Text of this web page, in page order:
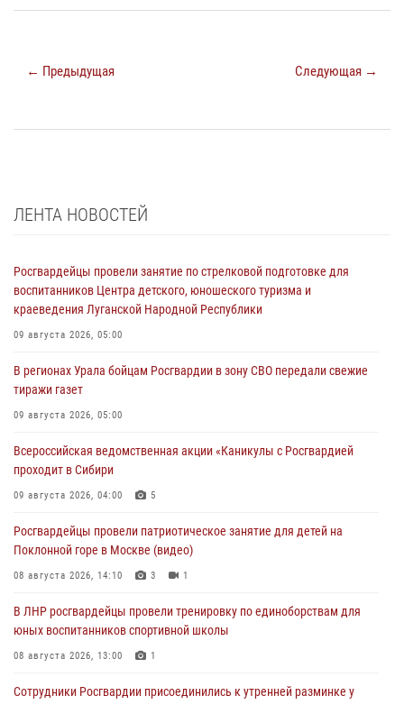
← Предыдущая Следующая →
ЛЕНТА НОВОСТЕЙ
Росгвардейцы провели занятие по стрелковой подготовке для
воспитанников Центра детского, юношеского туризма и
краеведения Луганской Народной Республики
09 августа 2026, 05:00
В регионах Урала бойцам Росгвардии в зону СВО передали свежие
тиражи газет
09 августа 2026, 05:00
Всероссийская ведомственная акции «Каникулы с Росгвардией
проходит в Сибири
09 августа 2026, 04:00 5
Росгвардейцы провели патриотическое занятие для детей на
Поклонной горе в Москве (видео)
08 августа 2026, 14:10 3 1
В ЛНР росгвардейцы провели тренировку по единоборствам для
юных воспитанников спортивной школы
08 августа 2026, 13:00 1
Сотрудники Росгвардии присоединились к утренней разминке у